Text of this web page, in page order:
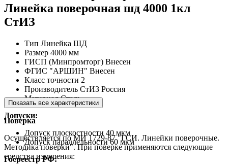
Линейка поверочная шд 4000 1кл
СтИЗ
Тип Линейка ШД
Размер 4000 мм
ГИСП (Минпромторг) Внесен
ФГИС "АРШИН" Внесен
Класс точности 2
Производитель СтИЗ Россия
Материал Сталь
Допуски:
Допуск плоскостности 40 мкм
Допуск параллельности 60 мкм
Госреестр РФ:
Показать все характеристики
Поверка
Осуществляется по МИ 1729-87 "ГСИ. Линейки поверочные.
Методика поверки". При поверке применяются следующие
средства измерения: